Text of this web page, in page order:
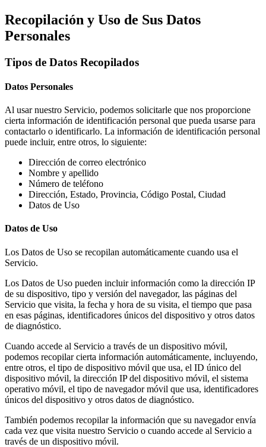
Recopilación y Uso de Sus Datos
Personales
Tipos de Datos Recopilados
Datos Personales
Al usar nuestro Servicio, podemos solicitarle que nos proporcione
cierta información de identificación personal que pueda usarse para
contactarlo o identificarlo. La información de identificación personal
puede incluir, entre otros, lo siguiente:
Dirección de correo electrónico
Nombre y apellido
Número de teléfono
Dirección, Estado, Provincia, Código Postal, Ciudad
Datos de Uso
Datos de Uso
Los Datos de Uso se recopilan automáticamente cuando usa el
Servicio.
Los Datos de Uso pueden incluir información como la dirección IP
de su dispositivo, tipo y versión del navegador, las páginas del
Servicio que visita, la fecha y hora de su visita, el tiempo que pasa
en esas páginas, identificadores únicos del dispositivo y otros datos
de diagnóstico.
Cuando accede al Servicio a través de un dispositivo móvil,
podemos recopilar cierta información automáticamente, incluyendo,
entre otros, el tipo de dispositivo móvil que usa, el ID único del
dispositivo móvil, la dirección IP del dispositivo móvil, el sistema
operativo móvil, el tipo de navegador móvil que usa, identificadores
únicos del dispositivo y otros datos de diagnóstico.
También podemos recopilar la información que su navegador envía
cada vez que visita nuestro Servicio o cuando accede al Servicio a
través de un dispositivo móvil.